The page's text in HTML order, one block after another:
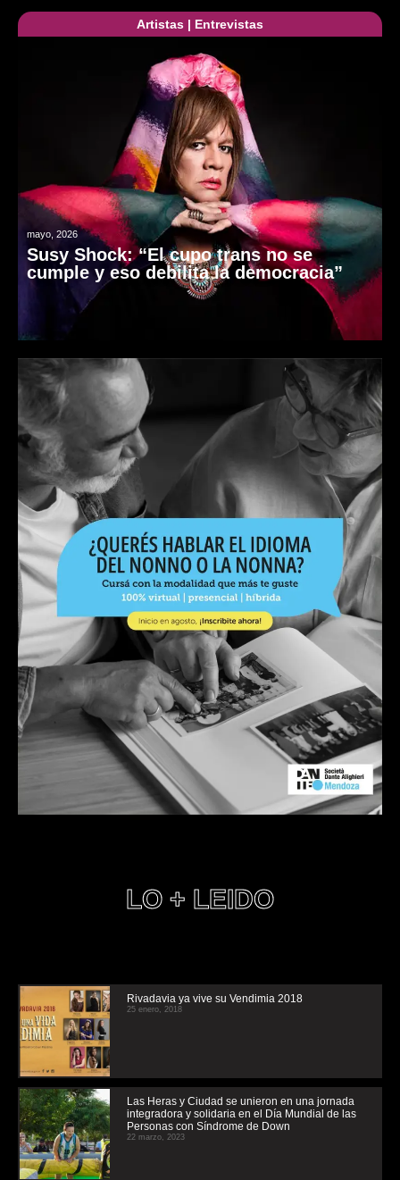
Artistas | Entrevistas
mayo, 2026
Susy Shock: “El cupo trans no se
cumple y eso debilita la democracia”
LO + LEIDO
Rivadavia ya vive su Vendimia 2018
25 enero, 2018
Las Heras y Ciudad se unieron en una jornada
integradora y solidaria en el Día Mundial de las
Personas con Síndrome de Down
22 marzo, 2023